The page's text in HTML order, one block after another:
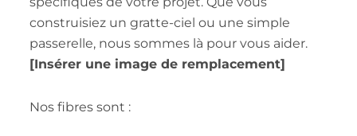
construisiez un gratte-ciel ou une simple
passerelle, nous sommes là pour vous aider.
[Insérer une image de remplacement]
Nos fibres sont :